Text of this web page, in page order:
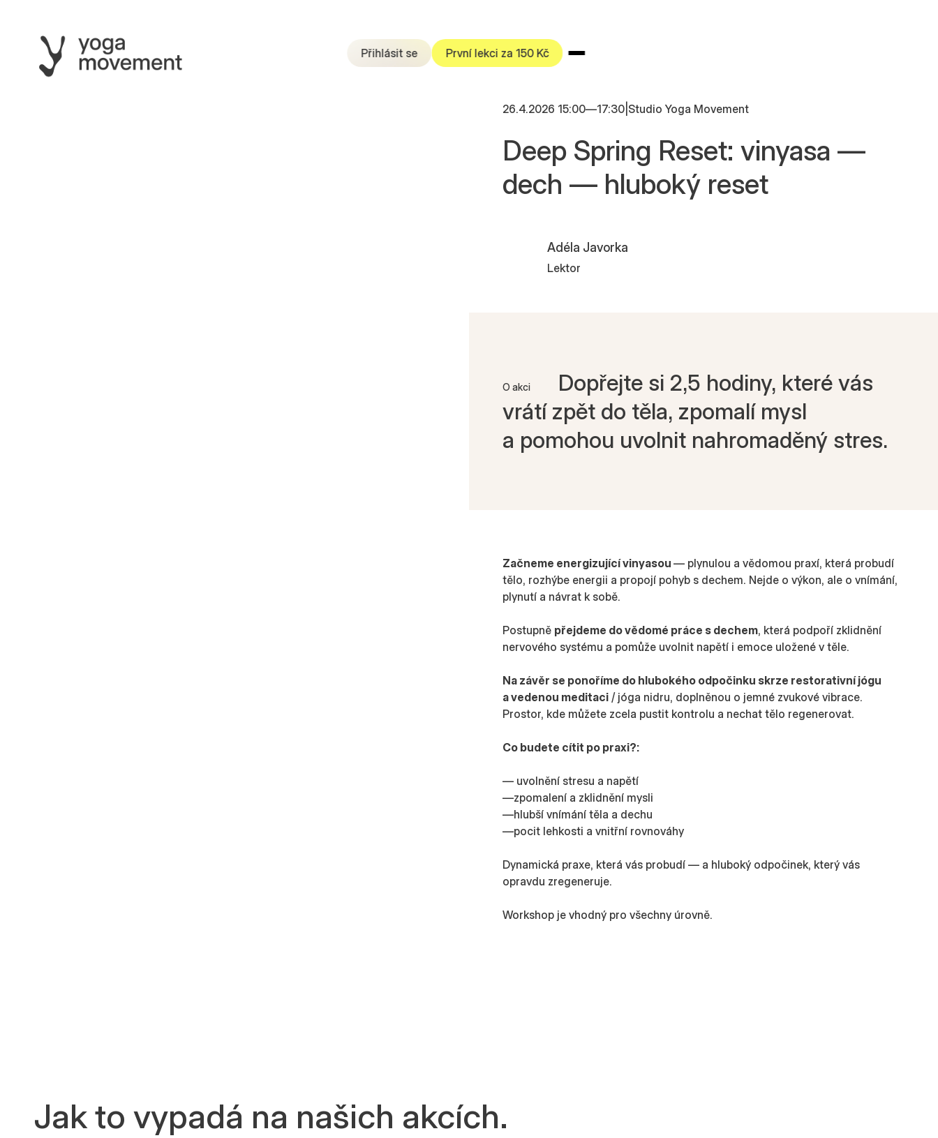
Přihlásit se První lekci za 150 Kč
26.4.2026 15:00—17:30 Studio Yoga Movement
Deep Spring Reset: vinyasa —
dech — hluboký reset
Adéla Javorka
Lektor
O akci
Dopřejte si 2,5 hodiny, které vás
vrátí zpět do těla, zpomalí mysl
a pomohou uvolnit nahromaděný stres.
Začneme energizující vinyasou — plynulou a vědomou praxí, která probudí
tělo, rozhýbe energii a propojí pohyb s dechem. Nejde o výkon, ale o vnímání,
plynutí a návrat k sobě.
Postupně přejdeme do vědomé práce s dechem, která podpoří zklidnění
nervového systému a pomůže uvolnit napětí i emoce uložené v těle.
Na závěr se ponoříme do hlubokého odpočinku skrze restorativní jógu
a vedenou meditaci / jóga nidru, doplněnou o jemné zvukové vibrace.
Prostor, kde můžete zcela pustit kontrolu a nechat tělo regenerovat.
Co budete cítit po praxi?:
— uvolnění stresu a napětí
—zpomalení a zklidnění mysli
—hlubší vnímání těla a dechu
—pocit lehkosti a vnitřní rovnováhy
Dynamická praxe, která vás probudí — a hluboký odpočinek, který vás
opravdu zregeneruje.
Workshop je vhodný pro všechny úrovně.
Jak to vypadá na našich akcích.